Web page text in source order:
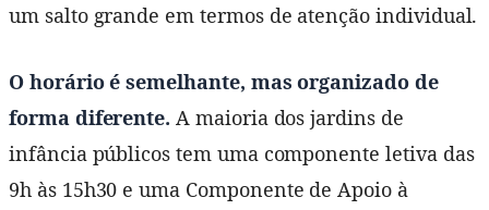
um salto grande em termos de atenção individual.
O horário é semelhante, mas organizado de
forma diferente. A maioria dos jardins de
infância públicos tem uma componente letiva das
9h às 15h30 e uma Componente de Apoio à